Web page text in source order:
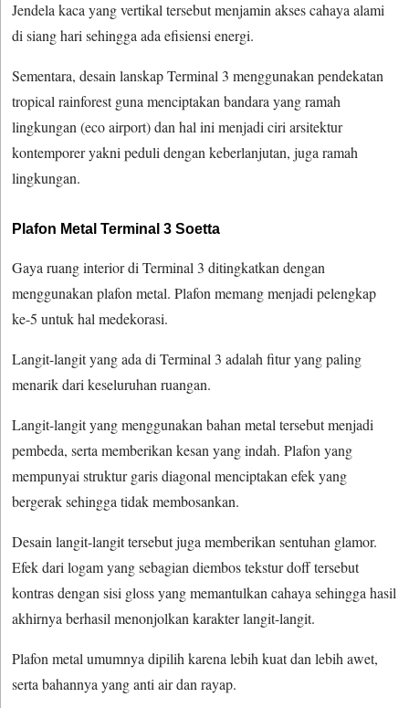
Jendela kaca yang vertikal tersebut menjamin akses cahaya alami
di siang hari sehingga ada efisiensi energi.
Sementara, desain lanskap Terminal 3 menggunakan pendekatan
tropical rainforest guna menciptakan bandara yang ramah
lingkungan (eco airport) dan hal ini menjadi ciri arsitektur
kontemporer yakni peduli dengan keberlanjutan, juga ramah
lingkungan.
Plafon Metal Terminal 3 Soetta
Gaya ruang interior di Terminal 3 ditingkatkan dengan
menggunakan plafon metal. Plafon memang menjadi pelengkap
ke-5 untuk hal medekorasi.
Langit-langit yang ada di Terminal 3 adalah fitur yang paling
menarik dari keseluruhan ruangan.
Langit-langit yang menggunakan bahan metal tersebut menjadi
pembeda, serta memberikan kesan yang indah. Plafon yang
mempunyai struktur garis diagonal menciptakan efek yang
bergerak sehingga tidak membosankan.
Desain langit-langit tersebut juga memberikan sentuhan glamor.
Efek dari logam yang sebagian diembos tekstur doff tersebut
kontras dengan sisi gloss yang memantulkan cahaya sehingga hasil
akhirnya berhasil menonjolkan karakter langit-langit.
Plafon metal umumnya dipilih karena lebih kuat dan lebih awet,
serta bahannya yang anti air dan rayap.